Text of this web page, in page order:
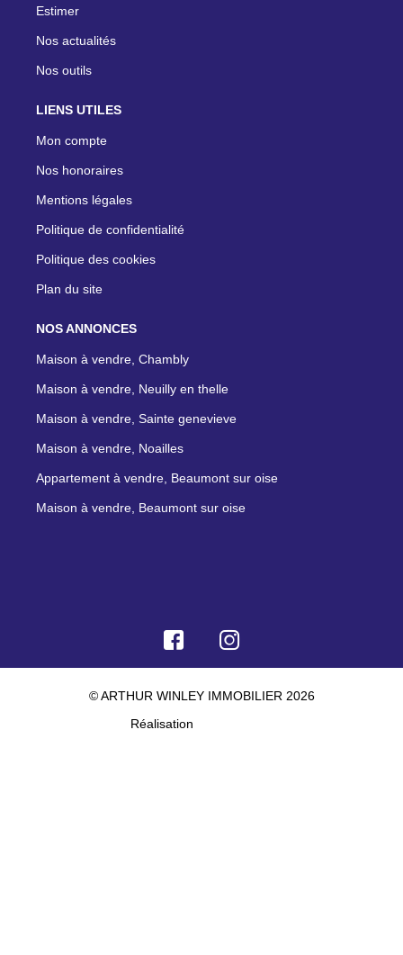
Estimer
Nos actualités
Nos outils
LIENS UTILES
Mon compte
Nos honoraires
Mentions légales
Politique de confidentialité
Politique des cookies
Plan du site
NOS ANNONCES
Maison à vendre, Chambly
Maison à vendre, Neuilly en thelle
Maison à vendre, Sainte genevieve
Maison à vendre, Noailles
Appartement à vendre, Beaumont sur oise
Maison à vendre, Beaumont sur oise
© ARTHUR WINLEY IMMOBILIER 2026
Réalisation